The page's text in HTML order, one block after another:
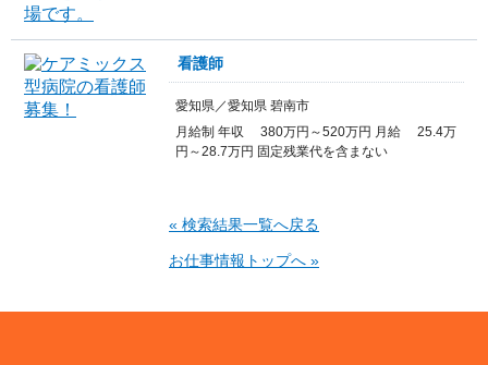
看護師
愛知県／愛知県 碧南市
月給制 年収 380万円～520万円 月給 25.4万
円～28.7万円 固定残業代を含まない
« 検索結果一覧へ戻る
お仕事情報トップへ »